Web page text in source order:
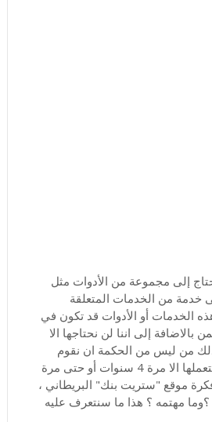
إلى مجموعة من الأدوات مثل
خدمة من الخدمات المتعلقة
الخدمات أو الأدوات قد تكون في
بالاضافة إلى اننا لن نحتاجها الا
من ليس من الحكمة ان نقوم
بشراء اداة يمكن الا نستعملها الا مرة 4 سنوات أو حتى مرة
موقع "ستريت بنك" البريطاني ،
؟وما مهتمه ؟ هذا ما سنتعرف عليه